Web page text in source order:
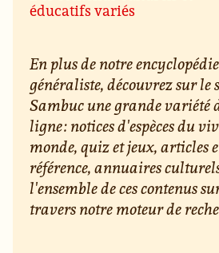
éducatifs variés
En plus de notre
généraliste, découvrez sur le
Sambuc une grande variété
ligne : notices d'espèces du
monde, quiz et jeux, articles
référence, annuaires
l'ensemble de ces contenus
travers notre moteur de